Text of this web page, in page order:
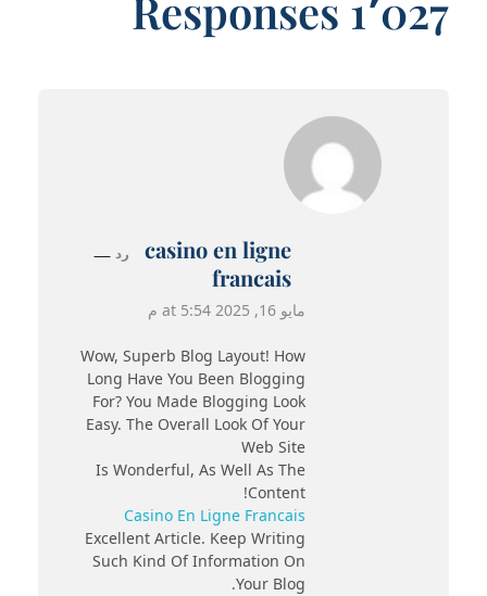
1٬027 Responses
casino en ligne
francais
مايو 16, 2025 at 5:54 م
Wow, Superb Blog Layout! How
Long Have You Been Blogging
For? You Made Blogging Look
Easy. The Overall Look Of Your
Web Site
Is Wonderful, As Well As The
Content!
Casino En Ligne Francais
Excellent Article. Keep Writing
Such Kind Of Information On
Your Blog.
رد